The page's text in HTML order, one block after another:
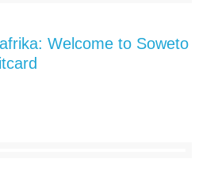
Welcome to Soweto